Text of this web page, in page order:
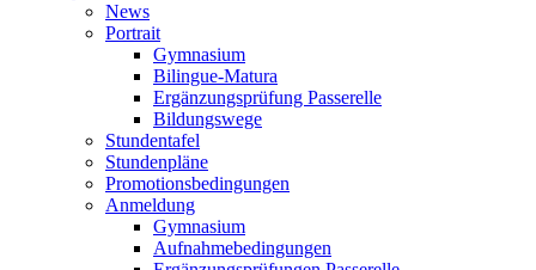
News
Portrait
Gymnasium
Bilingue-Matura
Ergänzungsprüfung Passerelle
Bildungswege
Stundentafel
Stundenpläne
Promotionsbedingungen
Anmeldung
Gymnasium
Aufnahmebedingungen